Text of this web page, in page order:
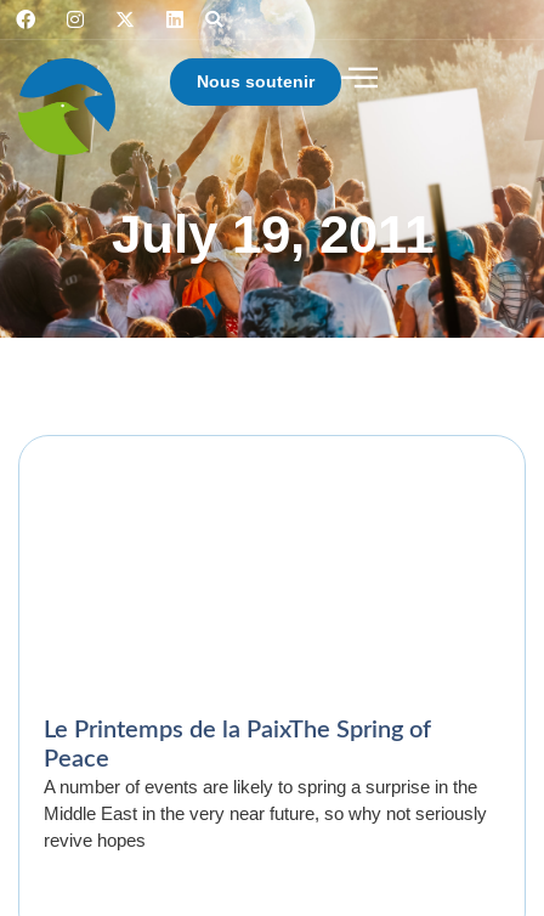
Nous soutenir
July 19, 2011
Le Printemps de la PaixThe Spring of
Peace
A number of events are likely to spring a surprise in the
Middle East in the very near future, so why not seriously
revive hopes